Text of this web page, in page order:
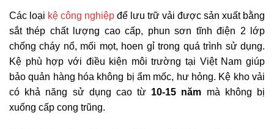
Các loại kệ công nghiệp để lưu trữ vải được sản xuất bằng
sắt thép chất lượng cao cấp, phun sơn tĩnh điện 2 lớp
chống cháy nổ, mối mọt, hoen gỉ trong quá trình sử dụng.
Kệ phù hợp với điều kiện môi trường tại Việt Nam giúp
bảo quản hàng hóa không bị ẩm mốc, hư hỏng. Kệ kho vải
có khả năng sử dụng cao từ 10-15 năm mà không bị
xuống cấp cong trũng.